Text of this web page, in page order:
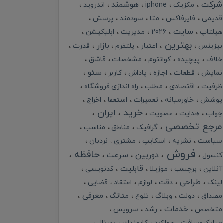
شرکت مکزیک iphone هوشمند
اندروید
قدیمی
فایرفاکس متا سودمند
پرسش
هیلتاپ
سایت 2026 مدیریت
اپلیکیشن
بیزینس
بهترین اعتبار پلتفرم بازار
قدرت
خلاف
پیچیده کوانتوم مشخصات
قاشق
نمایش
قطعات اجازه پاداش کاربر سئو
ظرفیت اقتصادی مطلب
راه اندازی فروشگاه
پوشش
خاورمیانه تعمیرات استعفا
اخراج
جواب
هدایت عضویت خرید
ایران
مرجع تخصصی
گرافیک مناطق
مناسب
سیاست
نشریه اسکایپ مشتری
نردبان
کنسول
فروش دوربین سرعت حافظه
آنلاین برچسب موزیلا قابلیت
کدنویسی
لینک
طراحی دقت لوازم اعتقاد
قضایی
مصداق
دولت وبلاگ تنوع متاتگ معرفی
متخصص خدمات رشد
سرویس